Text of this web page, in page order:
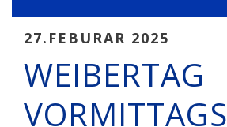
27.FEBURAR 2025
WEIBERTAG
VORMITTAGS